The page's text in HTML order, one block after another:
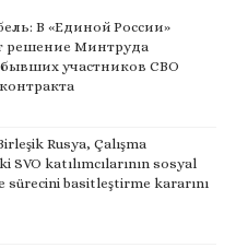
В «Единой России»
решение Минтруда
участников СВО
Rusya, Çalışma
SVO katılımcılarının sosyal
sürecini basitleştirme kararını